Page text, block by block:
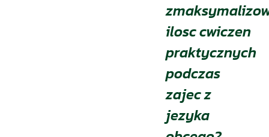
ilosc cwiczen
praktycznych
podczas
zajec z
jezyka